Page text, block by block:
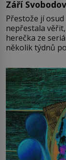
Září
Přestože jí
nepřestala věřit, že
herečka ze
několik týdnů